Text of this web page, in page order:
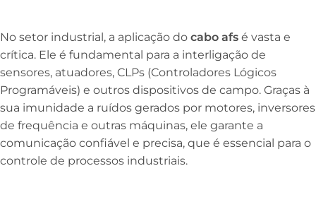
No setor industrial, a aplicação do cabo afs é vasta e
crítica. Ele é fundamental para a interligação de
sensores, atuadores, CLPs (Controladores Lógicos
Programáveis) e outros dispositivos de campo. Graças à
sua imunidade a ruídos gerados por motores, inversores
de frequência e outras máquinas, ele garante a
comunicação confiável e precisa, que é essencial para o
controle de processos industriais.